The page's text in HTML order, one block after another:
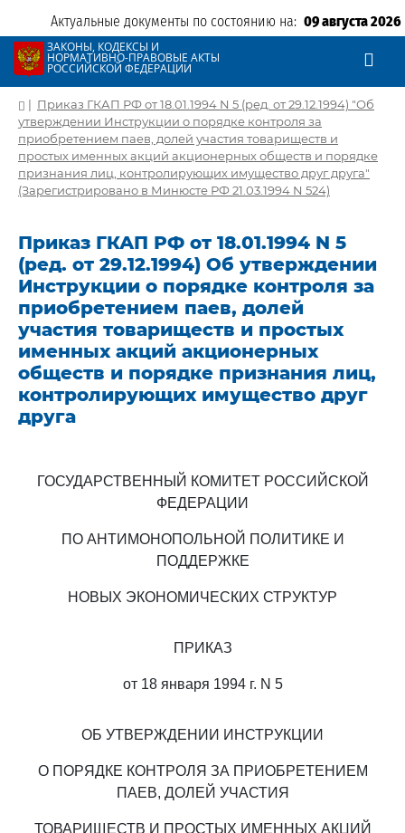
Актуальные документы по состоянию на: 09 августа 2026
ЗАКОНЫ, КОДЕКСЫ И
НОРМАТИВНО-ПРАВОВЫЕ АКТЫ
РОССИЙСКОЙ ФЕДЕРАЦИИ
| Приказ ГКАП РФ от 18.01.1994 N 5 (ред. от 29.12.1994) "Об
утверждении Инструкции о порядке контроля за
приобретением паев, долей участия товариществ и
простых именных акций акционерных обществ и порядке
признания лиц, контролирующих имущество друг друга"
(Зарегистрировано в Минюсте РФ 21.03.1994 N 524)
Приказ ГКАП РФ от 18.01.1994 N 5
(ред. от 29.12.1994) Об утверждении
Инструкции о порядке контроля за
приобретением паев, долей
участия товариществ и простых
именных акций акционерных
обществ и порядке признания лиц,
контролирующих имущество друг
друга
ГОСУДАРСТВЕННЫЙ КОМИТЕТ РОССИЙСКОЙ
ФЕДЕРАЦИИ
ПО АНТИМОНОПОЛЬНОЙ ПОЛИТИКЕ И
ПОДДЕРЖКЕ
НОВЫХ ЭКОНОМИЧЕСКИХ СТРУКТУР
ПРИКАЗ
от 18 января 1994 г. N 5
ОБ УТВЕРЖДЕНИИ ИНСТРУКЦИИ
О ПОРЯДКЕ КОНТРОЛЯ ЗА ПРИОБРЕТЕНИЕМ
ПАЕВ, ДОЛЕЙ УЧАСТИЯ
ТОВАРИЩЕСТВ И ПРОСТЫХ ИМЕННЫХ АКЦИЙ